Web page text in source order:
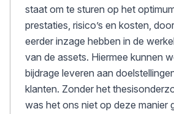
staat om te sturen op het
prestaties, risico’s en kosten,
eerder inzage hebben in de
van de assets. Hiermee kunnen
bijdrage leveren aan
klanten. Zonder het
was het ons niet op deze manier